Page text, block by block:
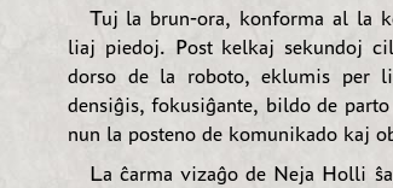
Tuj la brun-ora, konforma al la
liaj piedoj. Post kelkaj sekundoj
dorso de la roboto, eklumis per
densiĝis, fokusiĝante, bildo de
nun la posteno de komunikado kaj
La ĉarma vizaĝo de Neja Holli